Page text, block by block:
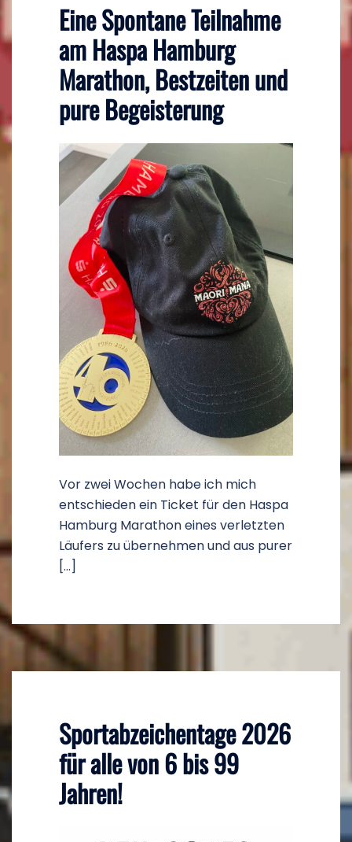
Eine Spontane Teilnahme
am Haspa Hamburg
Marathon, Bestzeiten und
pure Begeisterung
Vor zwei Wochen habe ich mich
entschieden ein Ticket für den Haspa
Hamburg Marathon eines verletzten
Läufers zu übernehmen und aus purer
[…]
Sportabzeichentage 2026
für alle von 6 bis 99
Jahren!